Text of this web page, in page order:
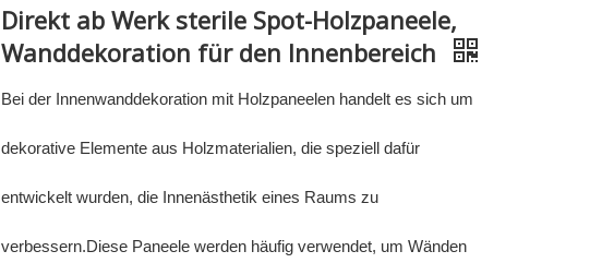
Direkt ab Werk sterile Spot-Holzpaneele,
Wanddekoration für den Innenbereich
Bei der Innenwanddekoration mit Holzpaneelen handelt es sich um
dekorative Elemente aus Holzmaterialien, die speziell dafür
entwickelt wurden, die Innenästhetik eines Raums zu
verbessern.Diese Paneele werden häufig verwendet, um Wänden